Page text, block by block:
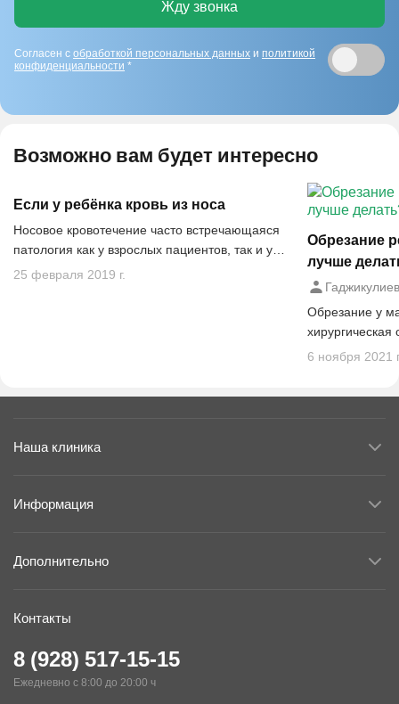
Жду звонка
Согласен с обработкой персональных данных и политикой
конфиденциальности *
Возможно вам будет интересно
Если у ребёнка кровь из носа
Носовое кровотечение часто встречающаяся
патология как у взрослых пациентов, так и у
детей.
25 февраля 2019 г.
Обрезание
лучше
Обрезание у
иссекается и
6 ноября 2021
Наша клиника
Информация
Дополнительно
Контакты
8 (928) 517-15-15
Ежедневно с 8:00 до 20:00 ч